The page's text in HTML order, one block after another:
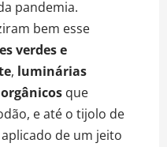
pandemia.
bem esse
verdes e
, luminárias
que
e até o tijolo de
de um jeito